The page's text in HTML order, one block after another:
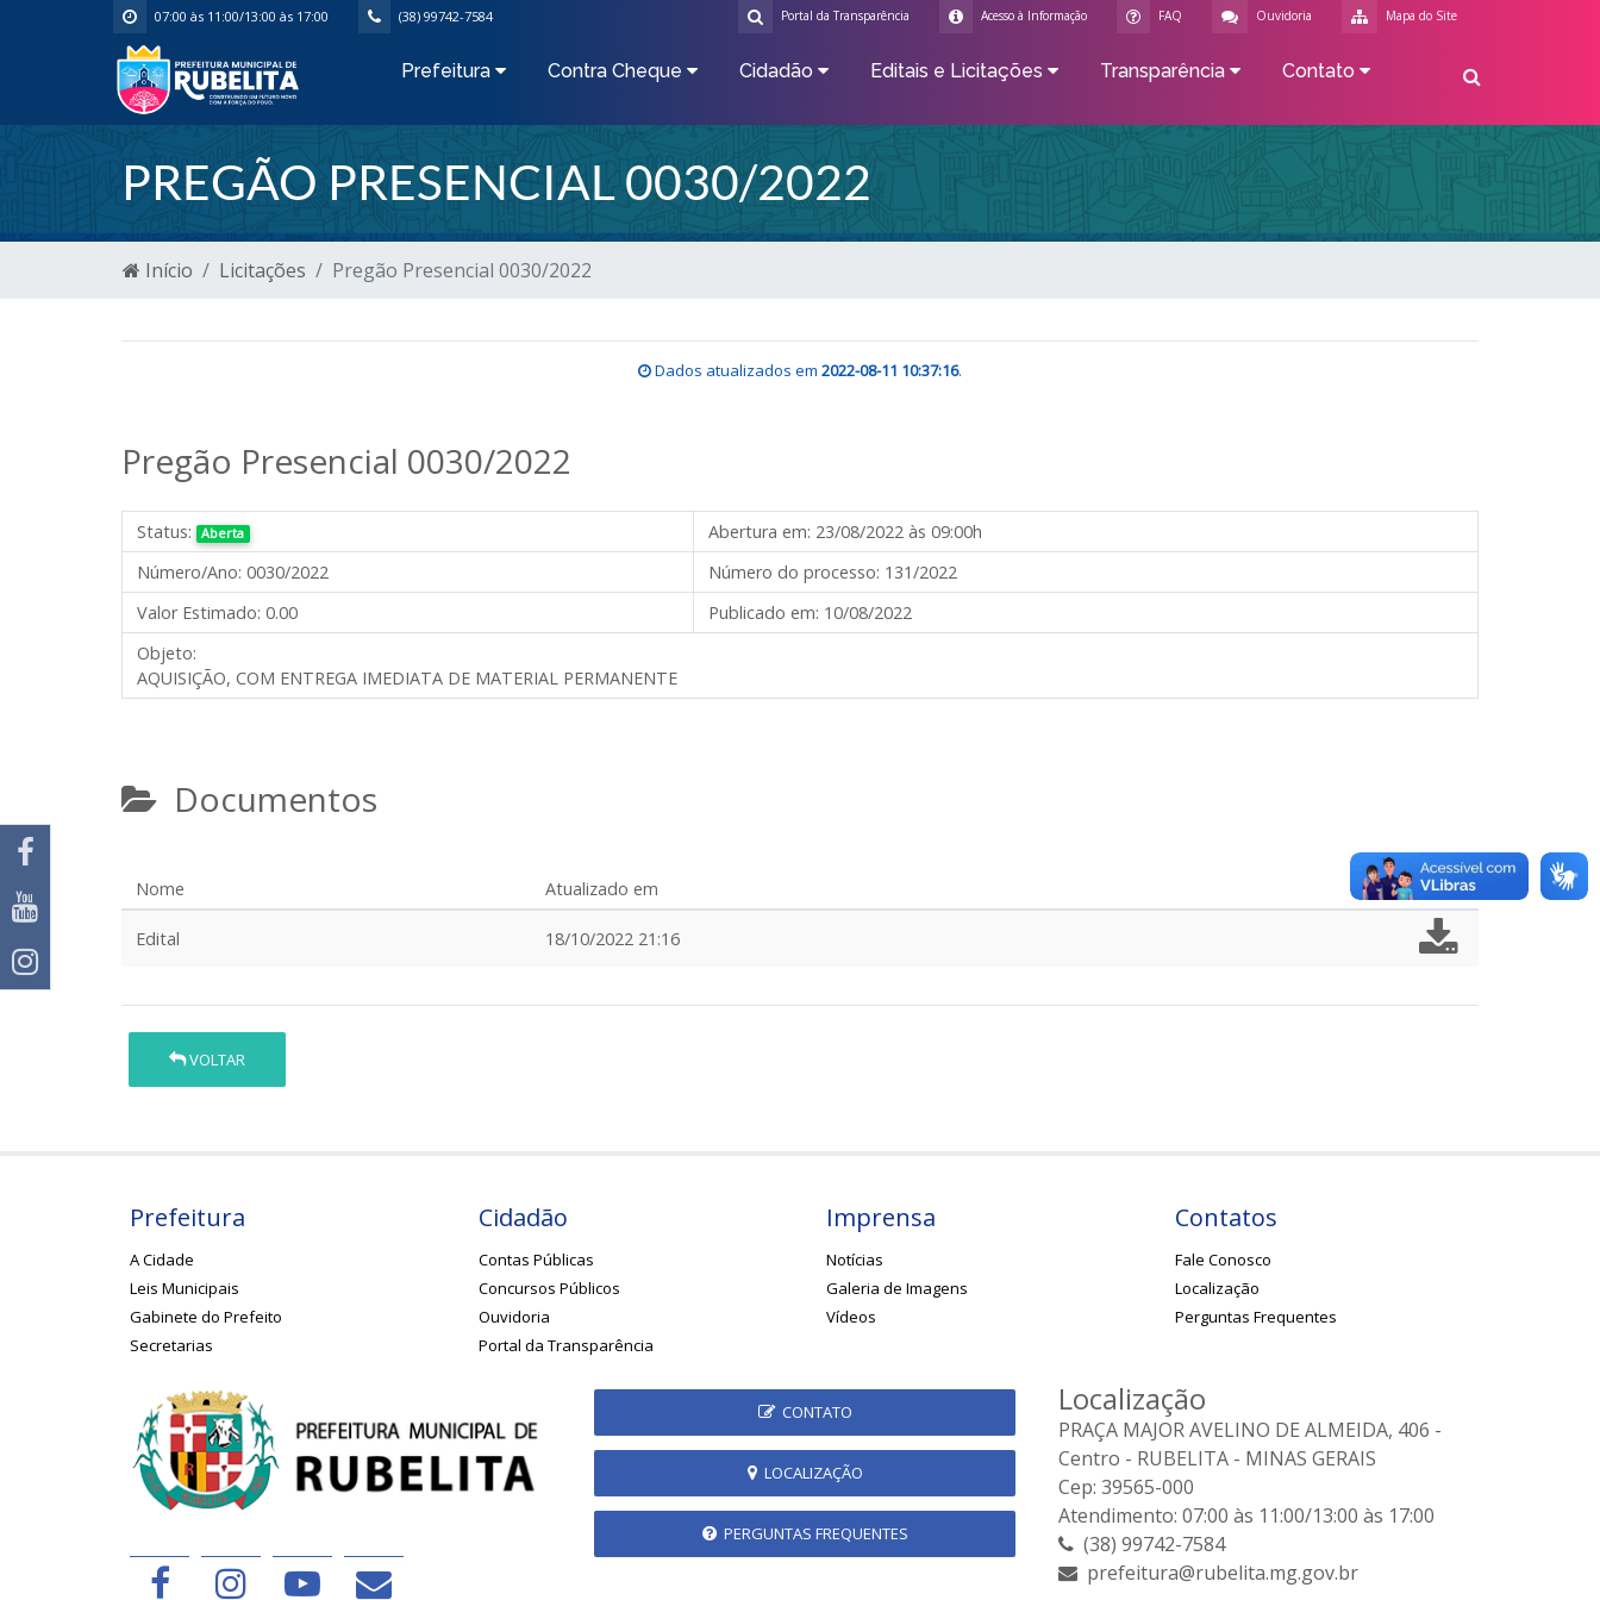
07:00 às 11:00/13:00 às 17:00 (38) 99742-7584 Mapa do Site
Ouvidoria
FAQ
Acesso à Informação
Portal da Transparência
Prefeitura Contra Cheque Cidadão Editais e Licitações Transparência Contato
PREGÃO PRESENCIAL 0030/2022
Início Licitações Pregão Presencial 0030/2022
Dados atualizados em 2022-08-11 10:37:16.
Pregão Presencial 0030/2022
Status: Aberta Abertura em: 23/08/2022 às 09:00h
Número/Ano: 0030/2022 Número do processo: 131/2022
Valor Estimado: 0.00 Publicado em: 10/08/2022
Objeto:
AQUISIÇÃO, COM ENTREGA IMEDIATA DE MATERIAL PERMANENTE
Documentos
Nome Atualizado em
Edital 18/10/2022 21:16
VOLTAR
Prefeitura
A Cidade
Leis Municipais
Gabinete do Prefeito
Secretarias
Cidadão
Contas Públicas
Concursos Públicos
Ouvidoria
Portal da Transparência
Imprensa
Notícias
Galeria de Imagens
Vídeos
Contatos
Fale Conosco
Localização
Perguntas Frequentes
CONTATO
LOCALIZAÇÃO
PERGUNTAS FREQUENTES
Localização
PRAÇA MAJOR AVELINO DE ALMEIDA, 406 -
Centro - RUBELITA - MINAS GERAIS
Cep: 39565-000
Atendimento: 07:00 às 11:00/13:00 às 17:00
(38) 99742-7584
prefeitura@rubelita.mg.gov.br